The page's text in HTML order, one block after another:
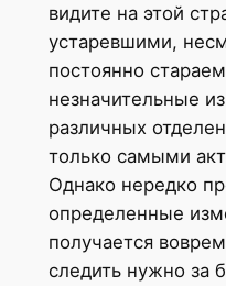
видите на этой
устаревшими,
постоянно
незначительные
различных
только самыми
Однако нередко
определенные
получается
следить нужно за